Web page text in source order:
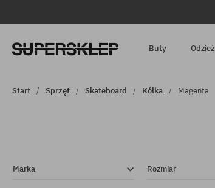
Buty Odzież
Start Sprzęt Skateboard Kółka Magenta
Marka Rozmiar